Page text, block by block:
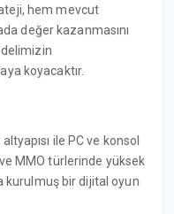
hem mevcut
değer kazanmasını
koyacaktır.
ile PC ve konsol
MMO türlerinde yüksek
kurulmuş bir dijital oyun